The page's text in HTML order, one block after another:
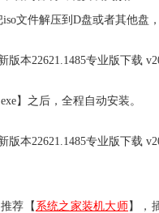
文件解压到D盘或者其他盘
】之后，全程自动安装。
荐【系统之家装机大师 】，